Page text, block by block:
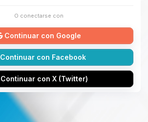
O conectarse con
Continuar con Google
Continuar con Facebook
Continuar con X (Twitter)